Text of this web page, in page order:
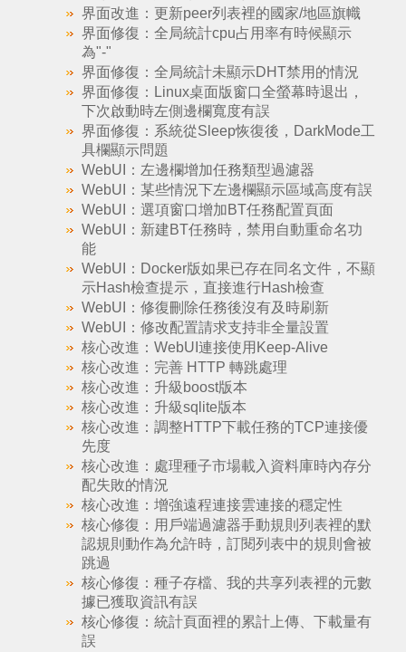
界面改進：更新peer列表裡的國家/地區旗幟
界面修復：全局統計cpu占用率有時候顯示
為"-"
界面修復：全局統計未顯示DHT禁用的情況
界面修復：Linux桌面版窗口全螢幕時退出，
下次啟動時左側邊欄寬度有誤
界面修復：系統從Sleep恢復後，DarkMode工
具欄顯示問題
WebUI：左邊欄增加任務類型過濾器
WebUI：某些情況下左邊欄顯示區域高度有誤
WebUI：選項窗口增加BT任務配置頁面
WebUI：新建BT任務時，禁用自動重命名功
能
WebUI：Docker版如果已存在同名文件，不顯
示Hash檢查提示，直接進行Hash檢查
WebUI：修復刪除任務後沒有及時刷新
WebUI：修改配置請求支持非全量設置
核心改進：WebUI連接使用Keep-Alive
核心改進：完善 HTTP 轉跳處理
核心改進：升級boost版本
核心改進：升級sqlite版本
核心改進：調整HTTP下載任務的TCP連接優
先度
核心改進：處理種子市場載入資料庫時內存分
配失敗的情況
核心改進：增強遠程連接雲連接的穩定性
核心修復：用戶端過濾器手動規則列表裡的默
認規則動作為允許時，訂閱列表中的規則會被
跳過
核心修復：種子存檔、我的共享列表裡的元數
據已獲取資訊有誤
核心修復：統計頁面裡的累計上傳、下載量有
誤